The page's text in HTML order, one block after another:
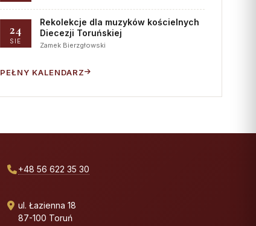
24
SIE
Rekolekcje dla muzyków kościelnych
Diecezji Toruńskiej
Zamek Bierzgłowski
PEŁNY KALENDARZ
+48 56 622 35 30
ul. Łazienna 18
87-100 Toruń